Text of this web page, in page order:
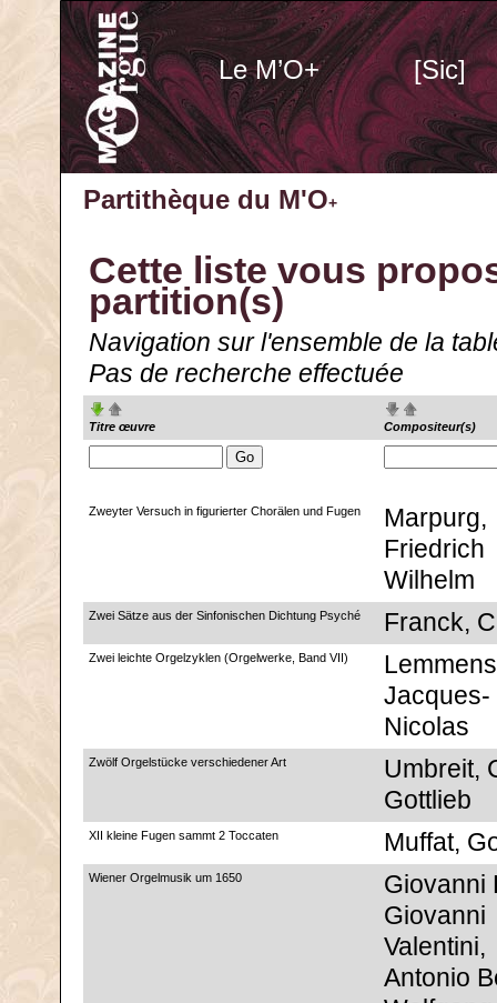
Le M’O+ [Sic]
Partithèque du M'O+
Cette liste vous
partition(s)
Navigation sur l'ensemble de la
Pas de recherche effectuée
Titre œuvre Compositeur(s)
Zweyter Versuch in figurierter Chorälen und Fugen
Marpurg,
Friedrich
Wilhelm
Zwei Sätze aus der Sinfonischen Dichtung Psyché Franck,
Zwei leichte Orgelzyklen (Orgelwerke, Band VII)
Jacques-
Nicolas
Zwölf Orgelstücke verschiedener Art
Umbreit,
Gottlieb
XII kleine Fugen sammt 2 Toccaten Muffat,
Wiener Orgelmusik um 1650
Giovanni
Giovanni
Valentini,
Antonio